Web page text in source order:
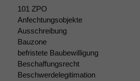
101 ZPO
Anfechtungsobjekte
Ausschreibung
Bauzone
befristete Baubewilligung
Beschaffungsrecht
Beschwerdelegitimation